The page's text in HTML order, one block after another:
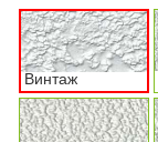
Винтаж